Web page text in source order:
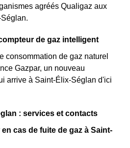
agréés Qualigaz aux
de gaz intelligent
consommation de gaz naturel
Gazpar, un nouveau
arrive à Saint-Élix-Séglan d'ici
: services et contacts
cas de fuite de gaz à Saint-